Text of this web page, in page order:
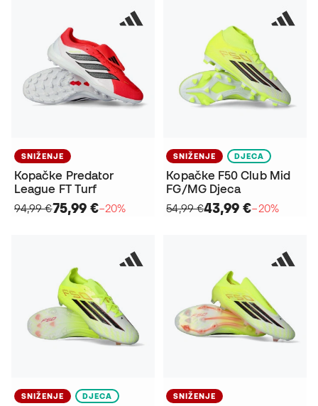
SNIŽENJE
Kopačke Predator
League FT Turf
94,99 €75,99 €−20%
SNIŽENJE DJECA
Kopačke F50 Club Mid
FG/MG Djeca
54,99 €43,99 €−20%
SNIŽENJE DJECA SNIŽENJE